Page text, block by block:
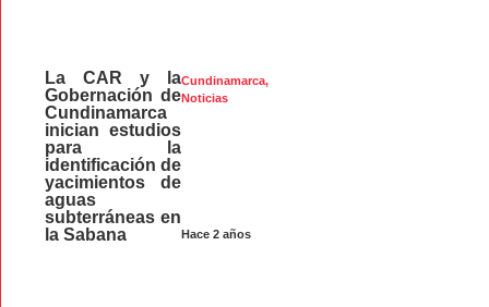
Cundinamarca,
Noticias
Hace 2 años
La CAR y la
Gobernación de
Cundinamarca
inician estudios
para la
identificación de
yacimientos de
aguas
subterráneas en
la Sabana